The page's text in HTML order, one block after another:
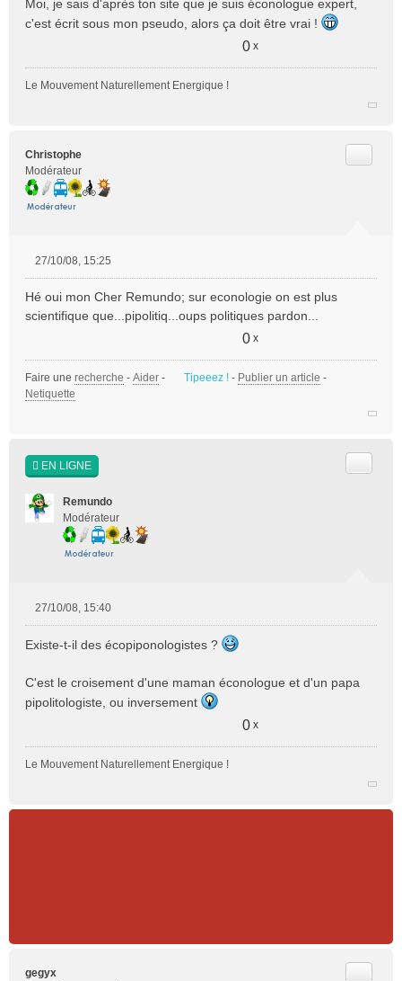
a
g
o
n
Moi, je sais d'après ton site que je suis éconologue expert,
c'est écrit sous mon pseudo, alors ça doit être vrai !
0 x
Le Mouvement Naturellement Energique !
Christophe
Modérateur
s
s
n
o
27/10/08, 15:25
Hé oui mon Cher Remundo; sur econologie on est plus
scientifique que...pipolitiq...oups politiques pardon...
0 x
Faire une recherche - Aider - Tipeeez ! - Publier un article -
Netiquette
EN LIGNE
Remundo
Modérateur
s
a
g
o
n
27/10/08, 15:40
Existe-t-il des écopiponologistes ?
C'est le croisement d'une maman éconologue et d'un papa
pipolitologiste, ou inversement
0 x
Le Mouvement Naturellement Energique !
gegyx